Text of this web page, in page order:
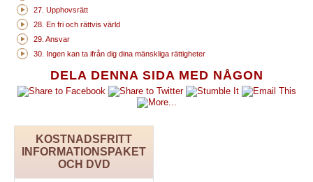
DELA DENNA SIDA MED NÅGON
KOSTNADSFRITT
INFORMATIONSPAKET
OCH DVD
27. Upphovsrätt
28. En fri och rättvis värld
29. Ansvar
30. Ingen kan ta ifrån dig dina mänskliga rättigheter